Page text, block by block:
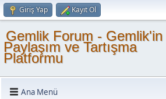
Giriş Yap Kayıt Ol
Gemlik Forum - Gemlik'in
Paylaşım ve Tartışma
Platformu
Ana Menü